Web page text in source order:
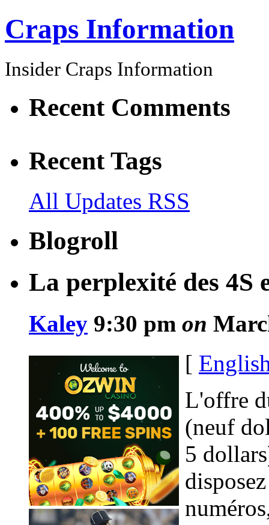
Craps Information
Insider Craps Information
Recent Comments
Recent Tags
All Updates RSS
Blogroll
La perplexité des 4S
Kaley 9:30 pm on
[
L'offre
(neuf
5